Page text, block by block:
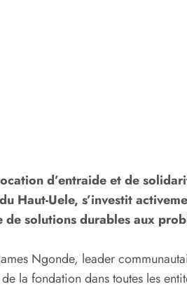
d’entraide et de
Haut-Uele, s’investit
de solutions durables aux
Ngonde, leader
la fondation dans toutes les